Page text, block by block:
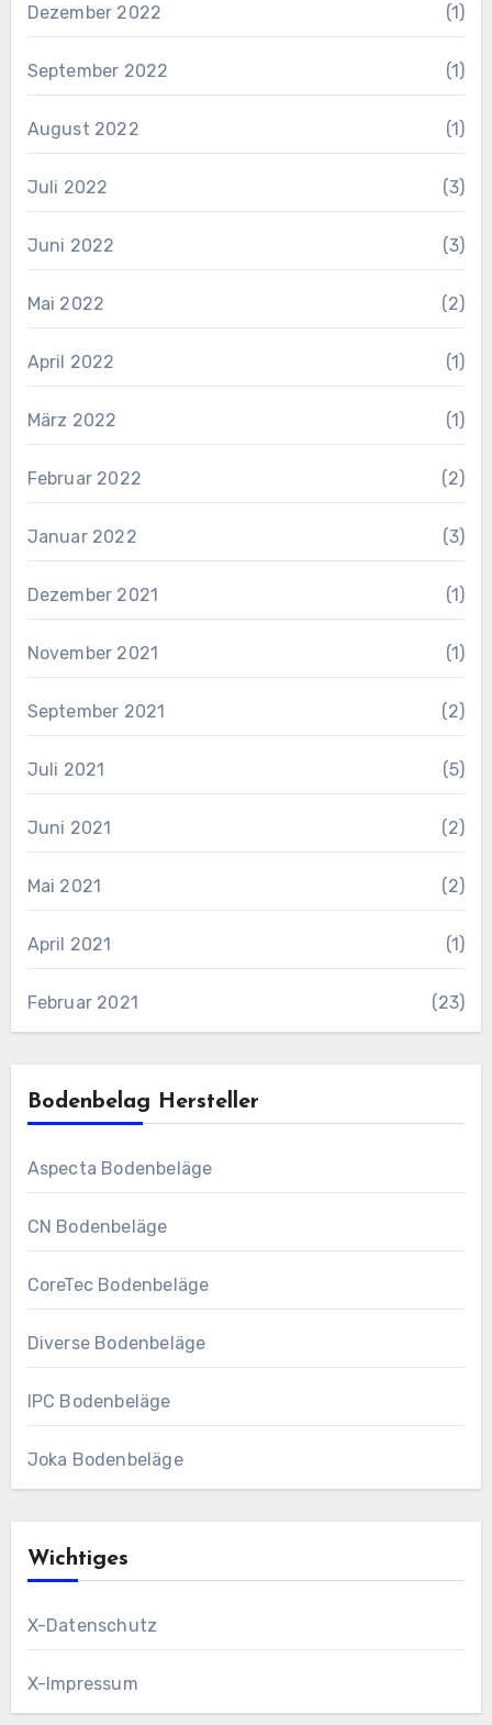
Dezember 2022 (1)
September 2022 (1)
August 2022 (1)
Juli 2022 (3)
Juni 2022 (3)
Mai 2022 (2)
April 2022 (1)
März 2022 (1)
Februar 2022 (2)
Januar 2022 (3)
Dezember 2021 (1)
November 2021 (1)
September 2021 (2)
Juli 2021 (5)
Juni 2021 (2)
Mai 2021 (2)
April 2021 (1)
Februar 2021 (23)
Bodenbelag Hersteller
Aspecta Bodenbeläge
CN Bodenbeläge
CoreTec Bodenbeläge
Diverse Bodenbeläge
IPC Bodenbeläge
Joka Bodenbeläge
Wichtiges
X-Datenschutz
X-Impressum